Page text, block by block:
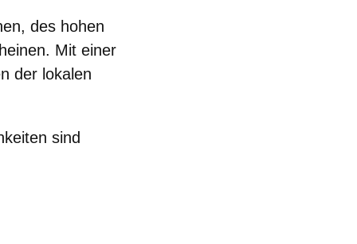
des hohen
Mit einer
der lokalen
sind